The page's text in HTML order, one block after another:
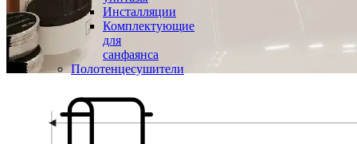
Инсталляции
Комплектующие
для
санфаянса
Полотенцесушители